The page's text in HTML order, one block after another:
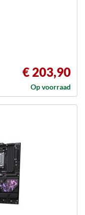
€ 203,90
Op voorraad